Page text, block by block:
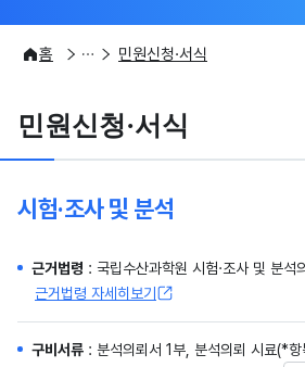
홈
국민소통
민원서비스 민원신청·서식
민원신청·서식
시험·조사 및 분석
근거법령 : 국립수산과학원 시험·조사 및 분석
근거법령 자세히보기
구비서류 : 분석의뢰서 1부, 분석의뢰 시료(*